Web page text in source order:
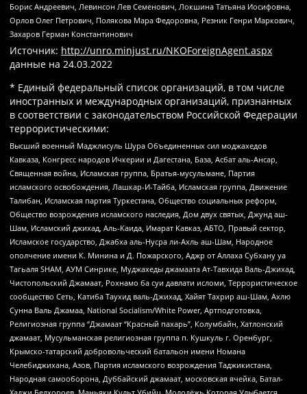
Борис Андреевич, Левинсон Лев Семенович, Локшина Татьяна Иосифовна,
Орлов Олег Петрович, Полякова Мара Федоровна, Резник Генри Маркович,
Захаров Герман Константинович
Источник: http://unro.minjust.ru/NKOForeignAgent.aspx
данные на 24.03.2022
* Единый федеральный список организаций, в том числе
иностранных и международных организаций, признанных
в соответствии с законодательством Российской Федерации
террористическими:
Высший военный Маджлисуль Шура Объединенных сил моджахедов
Кавказа, Конгресс народов Ичкерии и Дагестана, База, Асбат аль-Ансар,
Священная война, Исламская группа, Братья-мусульмане, Партия
исламского освобождения, Лашкар-И-Тайба, Исламская группа, Движение
Талибан, Исламская партия Туркестана, Общество социальных реформ,
Общество возрождения исламского наследия, Дом двух святых, Джунд аш-
Шам, Исламский джихад, Аль-Каида, Имарат Кавказ, АБТО, Правый сектор,
Исламское государство, Джабха аль-Нусра ли-Ахль аш-Шам, Народное
ополчение имени К. Минина и Д. Пожарского, Аджр от Аллаха Субхану уа
Тагьаля SHAM, АУМ Синрике, Муджахеды джамаата Ат-Тавхида Валь-Джихад,
Чистопольский Джамаат, Рохнамо ба суи давлати исломи, Террористическое
сообщество Сеть, Катиба Таухид валь-Джихад, Хайят Тахрир аш-Шам, Ахлю
Сунна Валь Джамаа, National Socialism/White Power, Артподготовка,
Религиозная группа “Джамаат “Красный пахарь”, Колумбайн, Хатлонский
джамаат, Мусульманская религиозная группа п. Кушкуль г. Оренбург,
Крымско-татарский добровольческий батальон имени Номана
Челебиджихана, Азов, Партия исламского возрождения Таджикистана,
Народная самооборона, Дуббайский джамаат, московская ячейка, Батал-